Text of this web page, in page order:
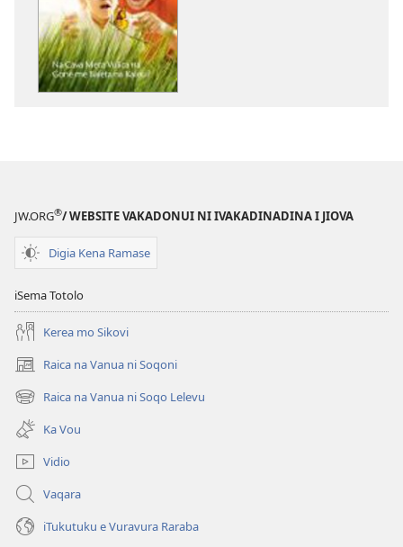
VAKATAWA
JW.ORG®/ WEBSITE VAKADONUI NI IVAKADINADINA I JIOVA
Digia Kena Ramase
iSema Totolo
Kerea mo Sikovi
Raica na Vanua ni Soqoni
(opens
new
window)
Raica na Vanua ni Soqo Lelevu
(opens
new
window)
Ka Vou
Vidio
Vaqara
iTukutuku e Vuravura Raraba